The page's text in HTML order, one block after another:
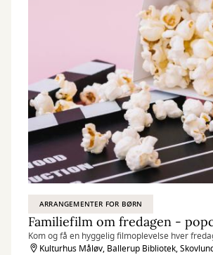
ARRANGEMENTER FOR BØRN
Kom og få en hyggelig filmoplevelse hver
Kulturhus Måløv, Ballerup Bibliotek,